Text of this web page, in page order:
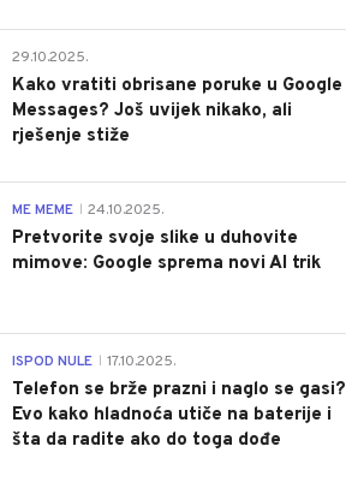
29.10.2025.
Kako vratiti obrisane poruke u Google
Messages? Još uvijek nikako, ali
rješenje stiže
ME MEME 24.10.2025.
Pretvorite svoje slike u duhovite
mimove: Google sprema novi AI trik
ISPOD NULE 17.10.2025.
Telefon se brže prazni i naglo se gasi?
Evo kako hladnoća utiče na baterije i
šta da radite ako do toga dođe